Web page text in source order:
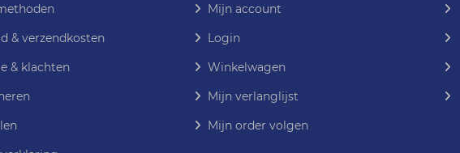
& verzendkosten
& klachten
Mijn account
Login
Winkelwagen
Mijn verlanglijst
Mijn order volgen